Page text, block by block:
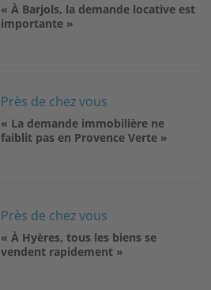
« À Barjols, la demande locative est
importante »
Près de chez vous
« La demande immobilière ne
faiblit pas en Provence Verte »
Près de chez vous
« À Hyères, tous les biens se
vendent rapidement »